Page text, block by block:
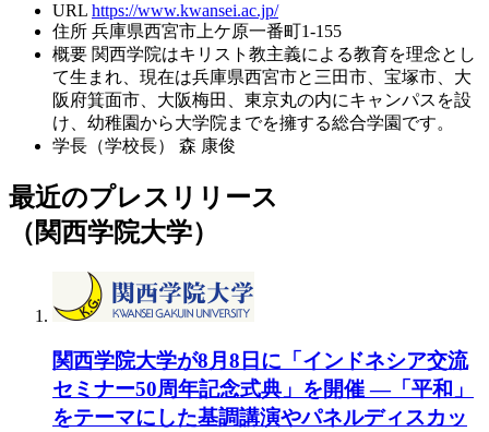
URL https://www.kwansei.ac.jp/
住所 兵庫県西宮市上ケ原一番町1-155
概要 関西学院はキリスト教主義による教育を理念とし
て生まれ、現在は兵庫県西宮市と三田市、宝塚市、大
阪府箕面市、大阪梅田、東京丸の内にキャンパスを設
け、幼稚園から大学院までを擁する総合学園です。
学長（学校長）
森 康俊
最近のプレスリリース
（関西学院大学）
関西学院大学が8月8日に「インドネシア交流
セミナー50周年記念式典」を開催 ―「平和」
をテーマにした基調講演やパネルディスカッ